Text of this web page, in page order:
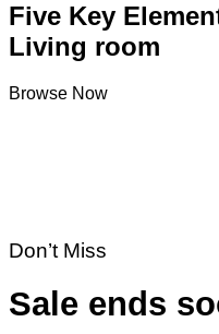
Five Key
Living room
Browse Now
Don’t Miss
Sale ends